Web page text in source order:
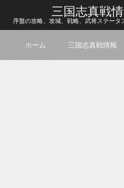
三国志真戦
序盤の攻略、攻城、戦略、武将ステー
ホーム 三国志真戦情報